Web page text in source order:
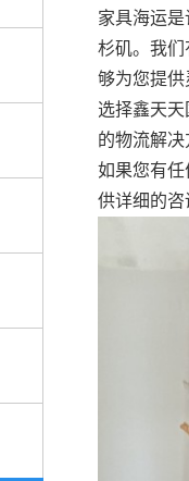
家具海运
杉矶。我
够为您提供
选择鑫天
的物流解
如果您有
供详细的咨